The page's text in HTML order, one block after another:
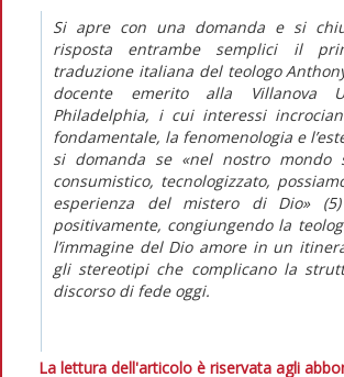
Si apre con una domanda e si
risposta entrambe semplici il
traduzione italiana del teologo
docente emerito alla Villanova
Philadelphia, i cui interessi
fondamentale, la fenomenologia e
si domanda se «nel nostro mondo
consumistico, tecnologizzato,
esperienza del mistero di Dio»
positivamente, congiungendo la
l’immagine del Dio amore in un
gli stereotipi che complicano la
discorso di fede oggi.
La lettura dell'articolo è riservata agli